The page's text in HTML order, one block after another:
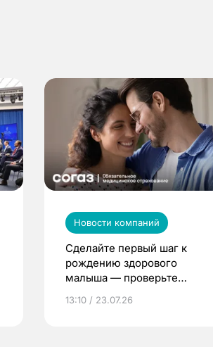
Новости компаний
Сделайте первый шаг к
рождению здорового
малыша — проверьте
по ОМС!
13:10 / 23.07.26